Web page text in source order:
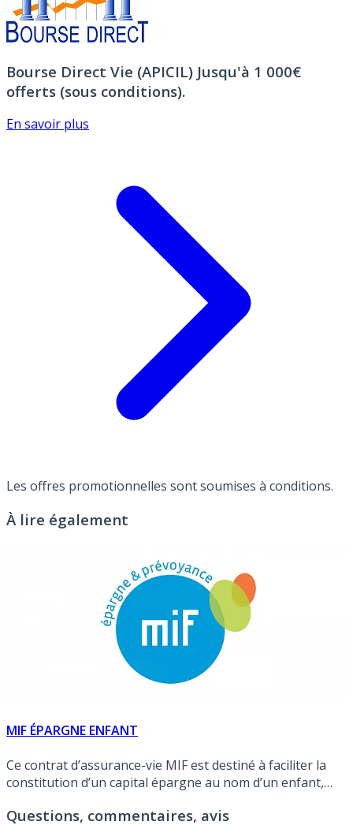
Bourse Direct Vie (APICIL) Jusqu'à 1 000€
offerts (sous conditions).
En savoir plus
Les offres promotionnelles sont soumises à conditions.
À lire également
MIF ÉPARGNE ENFANT
Ce contrat d’assurance-vie MIF est destiné à faciliter la
constitution d’un capital épargne au nom d’un enfant,
principale, etc.
Questions, commentaires, avis